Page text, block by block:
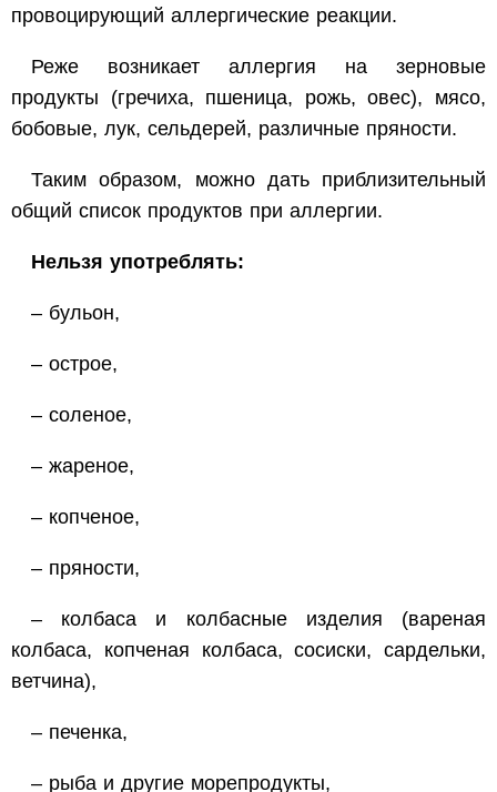
провоцирующий аллергические реакции.
Реже возникает аллергия на зерновые
продукты (гречиха, пшеница, рожь, овес), мясо,
бобовые, лук, сельдерей, различные пряности.
Таким образом, можно дать приблизительный
общий список продуктов при аллергии.
Нельзя употреблять:
– бульон,
– острое,
– соленое,
– жареное,
– копченое,
– пряности,
– колбаса и колбасные изделия (вареная
колбаса, копченая колбаса, сосиски, сардельки,
ветчина),
– печенка,
– рыба и другие морепродукты,